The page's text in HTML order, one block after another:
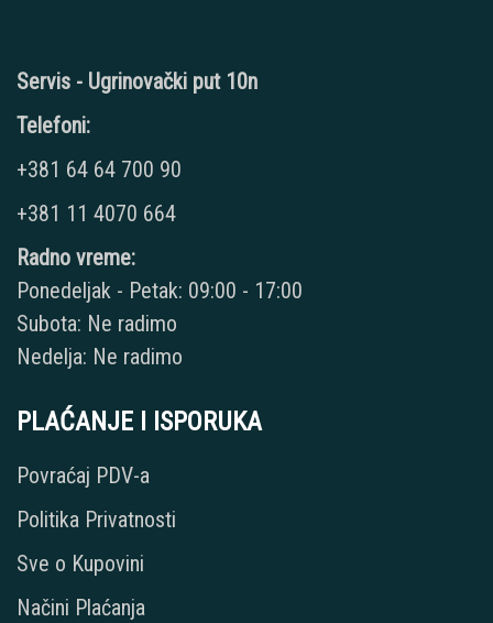
Servis - Ugrinovački put 10n
Telefoni:
+381 64 64 700 90
+381 11 4070 664
Radno vreme:
Ponedeljak - Petak: 09:00 - 17:00
Subota: Ne radimo
Nedelja: Ne radimo
PLAĆANJE I ISPORUKA
Povraćaj PDV-a
Politika Privatnosti
Sve o Kupovini
Načini Plaćanja